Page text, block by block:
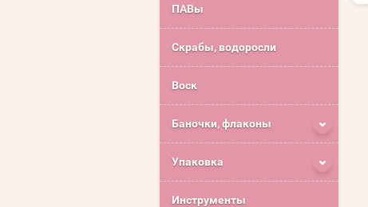
ПАВы
Скрабы, водоросли
Воск
Баночки, флаконы
Упаковка
Инструменты